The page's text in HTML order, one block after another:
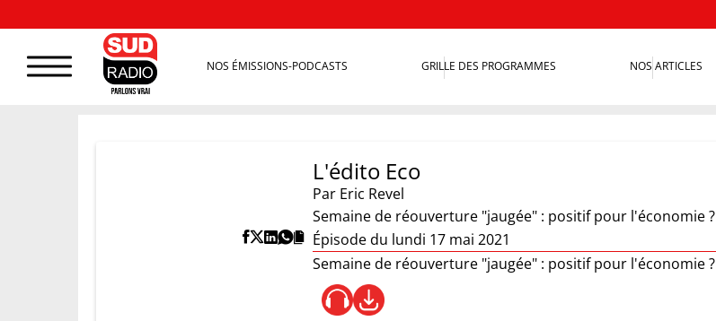
NOS ÉMISSIONS-PODCASTS GRILLE DES PROGRAMMES NOS ARTICLES
L'édito Eco
Par Eric Revel
Semaine de réouverture "jaugée" : positif pour l'économie ?
Épisode du lundi 17 mai 2021
Semaine de réouverture "jaugée" : positif pour l'économie ?